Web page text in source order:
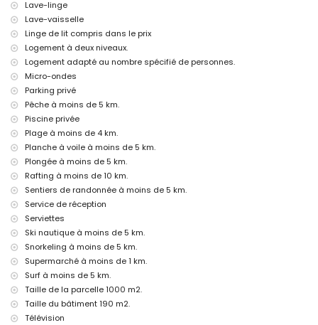
Activités de divertissement et de loisirs pour vos vacances à
Jávea, Costa Blanca
Cinéma, théâtre, promenade (Paseo El Arenal et Jávea) (à moins de 5
kilomètres de la maison)
Sites et culture à Jávea, Costa Blanca
Musée (Histórico de Jávea, Jávea), église (Virgen de Loreto, Puerto,
Jávea), monument (Pueblo de Jávea, Jávea), bâtiment architectural
(Histórico de Jávea, Jávea), site historique (Pueblo de Jávea et
Jávea) (à moins de 5 kilomètres de l'hébergement)
Ruin (Molinos de Viento et Jávea) (à moins de 10 kilomètres de
l'hébergement)
Château (Portal de la Vila et Denia) (à moins de 25 kilomètres de
l'hébergement)
Sports
Tennis (à moins de 1000 mètres de la villa)
Randonnée, VTT, cyclisme, escalade, canoë, kayak, pêche, plongée,
snorkeling, surf, planche à voile et ski nautique (à moins de 5
kilomètres de la villa)
Golf (Golf Club Jávea), équitation et rafting (à moins de 10 kilomètres
de la villa)
Lave-linge
Lave-vaisselle
Linge de lit compris dans le prix
Logement à deux niveaux.
Logement adapté au nombre spécifié de personnes.
Micro-ondes
Parking privé
Pêche à moins de 5 km.
Piscine privée
Plage à moins de 4 km.
Planche à voile à moins de 5 km.
Plongée à moins de 5 km.
Rafting à moins de 10 km.
Sentiers de randonnée à moins de 5 km.
Service de réception
Serviettes
Ski nautique à moins de 5 km.
Snorkeling à moins de 5 km.
Supermarché à moins de 1 km.
Surf à moins de 5 km.
Taille de la parcelle 1000 m2.
Taille du bâtiment 190 m2.
Télévision